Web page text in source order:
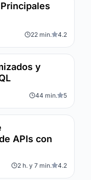
22 min. 4.2
y
44 min. 5
APIs con
2 h. y 7 min. 4.2